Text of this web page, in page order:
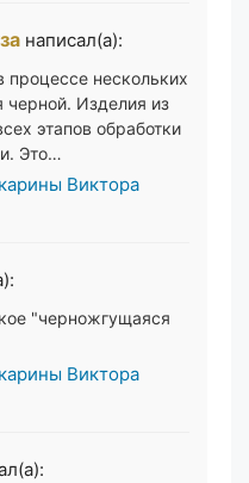
написал(а):
процессе нескольких
черной. Изделия из
этапов обработки
Это…
Виктора
"черножгущаяся
Виктора